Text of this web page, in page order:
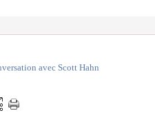
avec Scott Hahn